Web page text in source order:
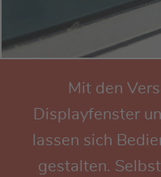
Mit den
Displayfenster
lassen sich
gestalten.